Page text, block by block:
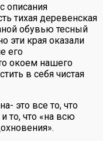
описания
тихая деревенская
обувью тесный
эти края оказали
его
окоем нашего
в себя чистая
это все то, что
то, что «на всю